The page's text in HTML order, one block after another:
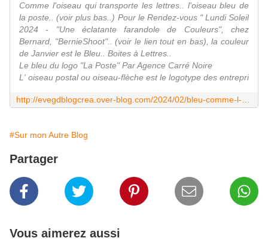
Comme l'oiseau qui transporte les lettres.. l'oiseau bleu de
la poste.. (voir plus bas..) Pour le Rendez-vous " Lundi Soleil
2024 - "Une éclatante farandole de Couleurs", chez
Bernard, "BernieShoot".. (voir le lien tout en bas), la couleur
de Janvier est le Bleu.. Boites à Lettres..
Le bleu du logo "La Poste" Par Agence Carré Noire
L' oiseau postal ou oiseau-flèche est le logotype des entrepri
#Sur mon Autre Blog
Partager
Vous aimerez aussi